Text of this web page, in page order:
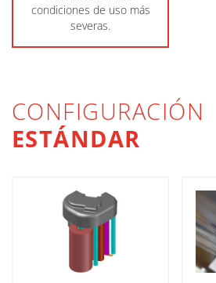
condiciones de uso más
severas.
CONFIGURACIÓN
ESTÁNDAR